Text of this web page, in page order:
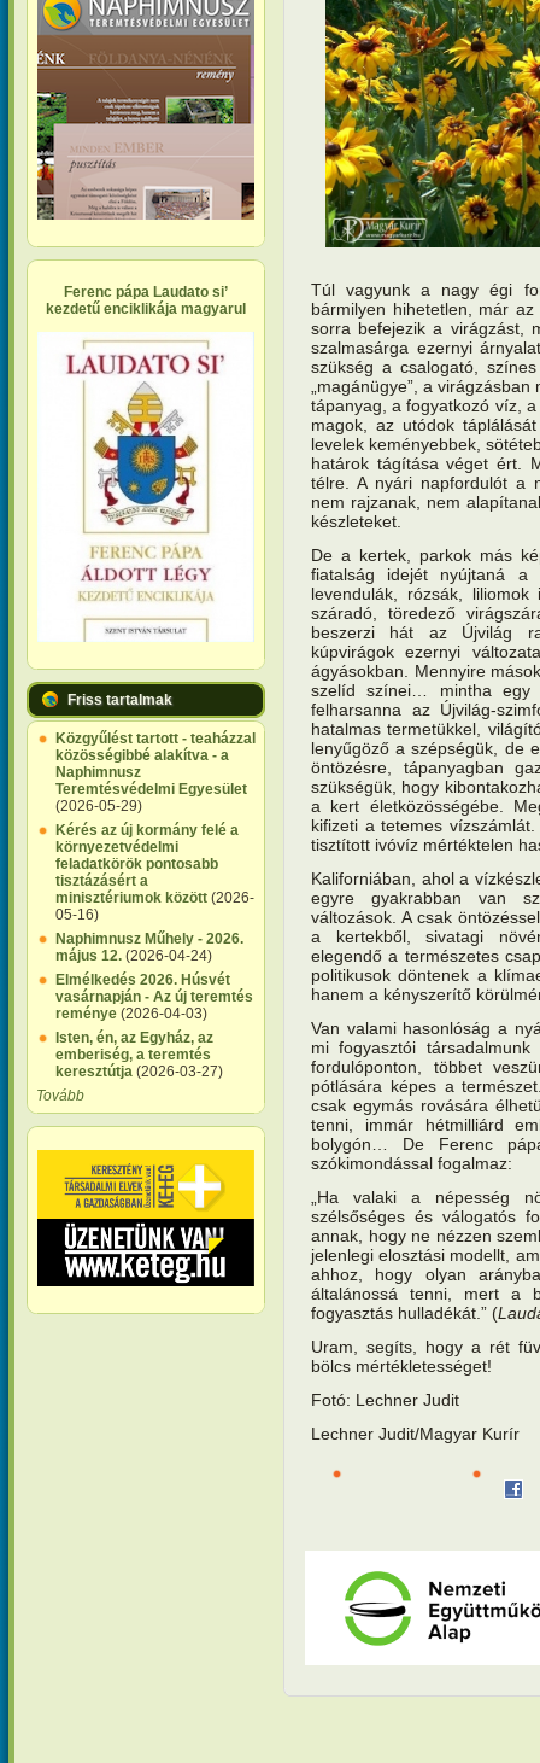
Ferenc pápa Laudato si’
kezdetű enciklikája magyarul
Friss tartalmak
Közgyűlést tartott - teaházzal
közösségibbé alakítva - a
Naphimnusz
Teremtésvédelmi Egyesület
(2026-05-29)
Kérés az új kormány felé a
környezetvédelmi
feladatkörök pontosabb
tisztázásért a
minisztériumok között (2026-
05-16)
Naphimnusz Műhely - 2026.
május 12. (2026-04-24)
Elmélkedés 2026. Húsvét
vasárnapján - Az új teremtés
reménye (2026-04-03)
Isten, én, az Egyház, az
emberiség, a teremtés
keresztútja (2026-03-27)
Tovább
Túl vagyunk a nagy égi
bármilyen hihetetlen, már
sorra befejezik a virágzást,
szalmasárga ezernyi
szükség a csalogató,
„magánügye”, a
tápanyag, a fogyatkozó víz,
magok, az utódok
levelek keményebbek,
határok tágítása véget ért.
télre. A nyári napfordulót a
nem rajzanak, nem
készleteket.
De a kertek, parkok más
fiatalság idejét nyújtaná
levendulák, rózsák,
száradó, töredező
beszerzi hát az Újvilág
kúpvirágok ezernyi
ágyásokban. Mennyire
szelíd színei… mintha egy
felharsanna az Újvilág-
hatalmas termetükkel,
lenyűgöző a szépségük, de
öntözésre, tápanyagban
szükségük, hogy
a kert életközösségébe.
kifizeti a tetemes
tisztított ivóvíz mértéktelen
Kaliforniában, ahol a
egyre gyakrabban van
változások. A csak
a kertekből, sivatagi
elegendő a természetes
politikusok döntenek a
hanem a kényszerítő
Van valami hasonlóság a
mi fogyasztói
fordulóponton, többet
pótlására képes a
csak egymás rovására
tenni, immár hétmilliárd
bolygón… De Ferenc
szókimondással fogalmaz:
„Ha valaki a népesség
szélsőséges és válogatós
annak, hogy ne nézzen
jelenlegi elosztási modellt,
ahhoz, hogy olyan
általánossá tenni, mert a
fogyasztás hulladékát.” (
Uram, segíts, hogy a rét
bölcs mértékletességet!
Fotó: Lechner Judit
Lechner Judit/Magyar Kurír